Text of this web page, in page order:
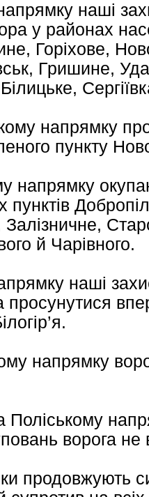
наші
у районах
Горіхове,
Гришине,
напрямку
пункту
напрямку
пунктів
й Чарівного.
наші
просунутися
напрямку
Поліському
ворога не
продовжують